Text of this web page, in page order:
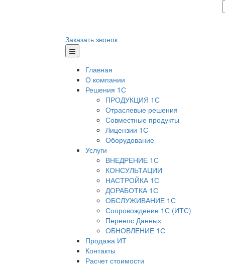
Заказать звонок
Главная
О компании
Решения 1С
ПРОДУКЦИЯ 1С
Отраслевые решения
Совместные продукты
Лицензии 1С
Оборудование
Услуги
ВНЕДРЕНИЕ 1С
КОНСУЛЬТАЦИИ
НАСТРОЙКА 1С
ДОРАБОТКА 1С
ОБСЛУЖИВАНИЕ 1С
Сопровождение 1С (ИТС)
Перенос Данных
ОБНОВЛЕНИЕ 1С
Продажа ИТ
Контакты
Расчет стоимости